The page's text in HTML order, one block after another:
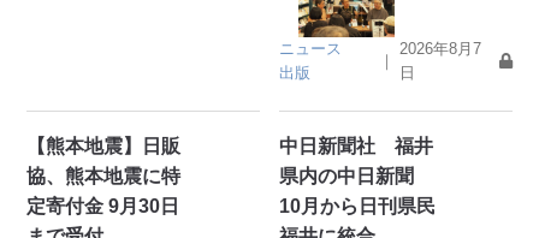
ニュース
出版
｜
2026年8月7
日
【熊本地震】日販
協、熊本地震に特
定寄付金 9月30日
中日新聞社 福井
県内の中日新聞
10月から日刊県民